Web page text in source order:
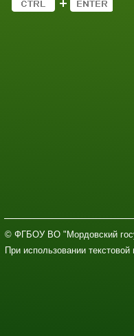
© ФГБОУ ВО "Мордовский
При использовании